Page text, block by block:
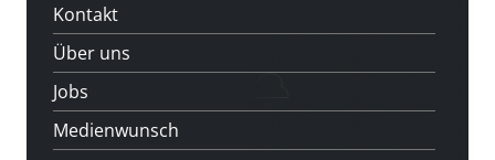
Kontakt
Über uns
Jobs
Medienwunsch